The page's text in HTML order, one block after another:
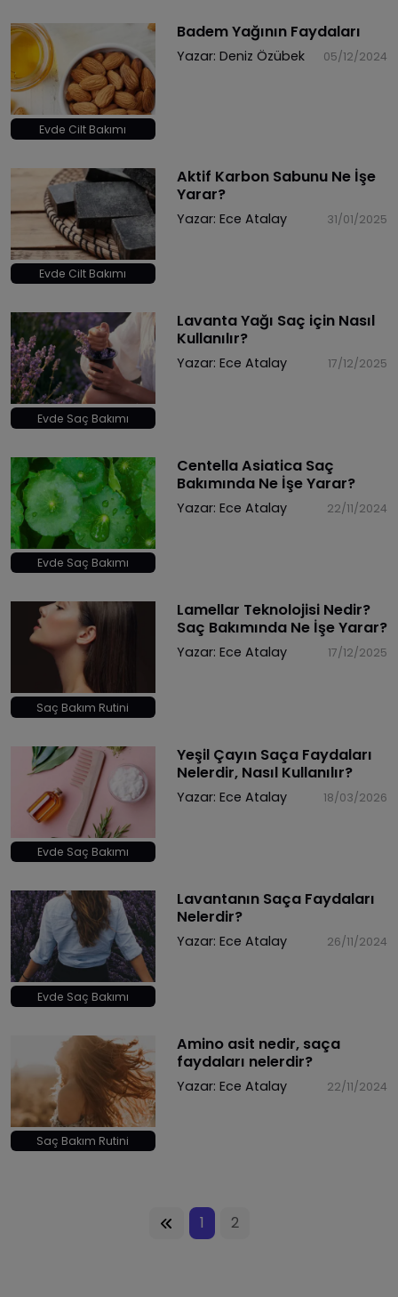
Evde Cilt Bakımı
Badem Yağının Faydaları
Yazar: Deniz Özübek 05/12/2024
Evde Cilt Bakımı
Aktif Karbon Sabunu Ne İşe
Yarar?
Yazar: Ece Atalay 31/01/2025
Evde Saç Bakımı
Lavanta Yağı Saç için Nasıl
Kullanılır?
Yazar: Ece Atalay 17/12/2025
Evde Saç Bakımı
Centella Asiatica Saç
Bakımında Ne İşe Yarar?
Yazar: Ece Atalay 22/11/2024
Saç Bakım Rutini
Lamellar Teknolojisi Nedir?
Saç Bakımında Ne İşe Yarar?
Yazar: Ece Atalay 17/12/2025
Evde Saç Bakımı
Yeşil Çayın Saça Faydaları
Nelerdir, Nasıl Kullanılır?
Yazar: Ece Atalay 18/03/2026
Evde Saç Bakımı
Lavantanın Saça Faydaları
Nelerdir?
Yazar: Ece Atalay 26/11/2024
Saç Bakım Rutini
Amino asit nedir, saça
faydaları nelerdir?
Yazar: Ece Atalay 22/11/2024
1 2